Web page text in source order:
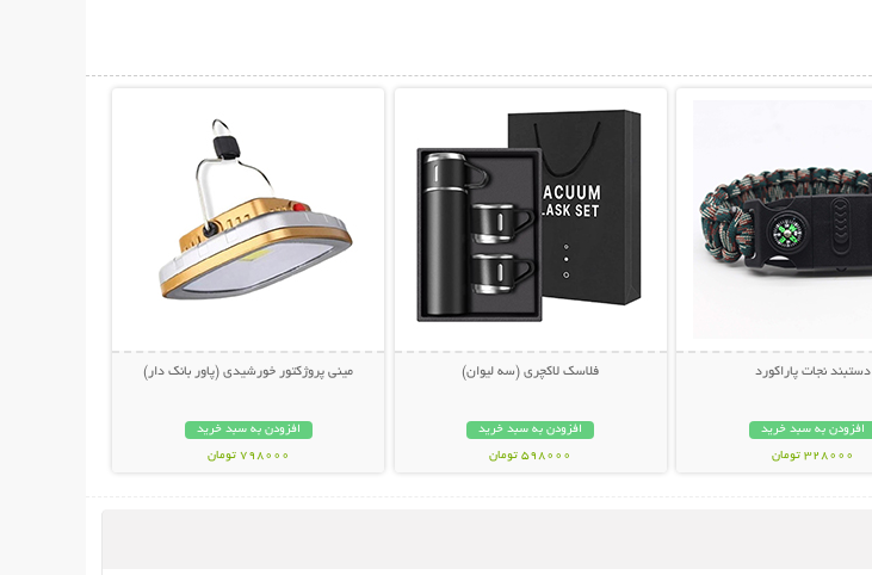
دستبند نجات پاراکورد
افزودن به سبد خرید
328000 تومان
فلاسک لاکچری (سه لیوان)
افزودن به سبد خرید
598000 تومان
مینی پروژکتور خورشیدی (پاور بانک دار)
افزودن به سبد خرید
798000 تومان